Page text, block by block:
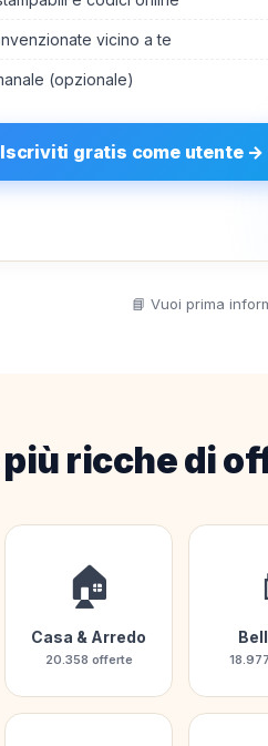
vicino a te
(opzionale)
Iscriviti gratis come utente →
📘 Vuoi prima
ricche di
🏠
Casa & Arredo
20.358 offerte